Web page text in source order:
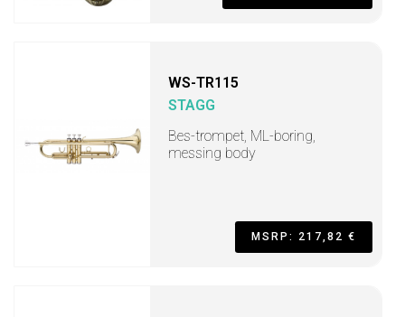
WS-TR115
STAGG
Bes-trompet, ML-boring,
messing body
MSRP: 217,82 €